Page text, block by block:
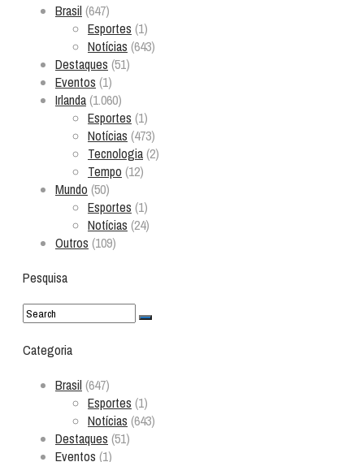
Brasil (647)
Esportes (1)
Notícias (643)
Destaques (51)
Eventos (1)
Irlanda(1.060)
Esportes (1)
Notícias (473)
Tecnologia(2)
Tempo (12)
Mundo (50)
Esportes (1)
Notícias (24)
Outros (109)
Pesquisa
Categoria
Brasil (647)
Esportes (1)
Notícias (643)
Destaques (51)
Eventos (1)